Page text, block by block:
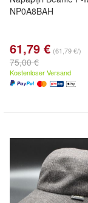
NP0A8BAH
61,79 € (61,79 €/)
75,00 €
Kostenloser Versand